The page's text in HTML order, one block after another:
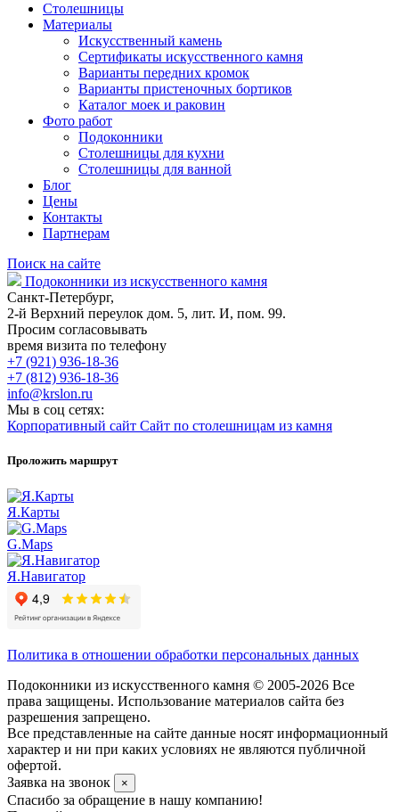
Столешницы
Материалы
Искусственный камень
Сертификаты искусственного камня
Варианты передних кромок
Варианты пристеночных бортиков
Каталог моек и раковин
Фото работ
Подоконники
Столешницы для кухни
Столешницы для ванной
Блог
Цены
Контакты
Партнерам
Поиск на сайте
Подоконники из искусственного камня
Санкт-Петербург,
2-й Верхний переулок дом. 5, лит. И, пом. 99.
Просим согласовывать
время визита по телефону
+7 (921) 936-18-36
+7 (812) 936-18-36
info@krslon.ru
Мы в соц сетях:
Корпоративный сайт Сайт по столешницам из камня
Проложить маршрут
Я.Карты
G.Maps
Я.Навигатор
Политика в отношении обработки персональных данных
Подоконники из искусственного камня © 2005-2026 Все
права защищены. Использование материалов сайта без
разрешения запрещено.
Все представленные на сайте данные носят информационный
характер и ни при каких условиях не являются публичной
офертой.
Заявка на звонок
×
Спасибо за обращение в нашу компанию!